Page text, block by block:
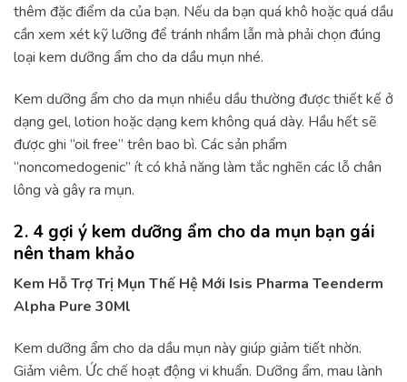
thêm đặc điểm da của bạn. Nếu da bạn quá khô hoặc quá dầu
cần xem xét kỹ lưỡng để tránh nhầm lẫn mà phải chọn đúng
loại kem dưỡng ẩm cho da dầu mụn nhé.
Kem dưỡng ẩm cho da mụn nhiều dầu thường được thiết kế ở
dạng gel, lotion hoặc dạng kem không quá dày. Hầu hết sẽ
được ghi “oil free” trên bao bì. Các sản phẩm
“noncomedogenic” ít có khả năng làm tắc nghẽn các lỗ chân
lông và gây ra mụn.
2. 4 gợi ý kem dưỡng ẩm cho da mụn bạn gái
nên tham khảo
Kem Hỗ Trợ Trị Mụn Thế Hệ Mới Isis Pharma Teenderm
Alpha Pure 30Ml
Kem dưỡng ẩm cho da dầu mụn này giúp giảm tiết nhờn.
Giảm viêm. Ức chế hoạt động vi khuẩn. Dưỡng ẩm, mau lành